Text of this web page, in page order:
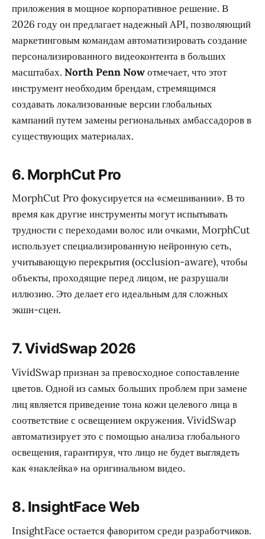
приложения в мощное корпоративное решение. В
2026 году он предлагает надежный API, позволяющий
маркетинговым командам автоматизировать создание
персонализированного видеоконтента в больших
масштабах. North Penn Nowотмечает, что этот
инструмент необходим брендам, стремящимся
создавать локализованные версии глобальных
кампаний путем замены региональных амбассадоров в
существующих материалах.
6. MorphCut Pro
MorphCut Pro фокусируется на «смешивании». В то
время как другие инструменты могут испытывать
трудности с переходами волос или очками, MorphCut
использует специализированную нейронную сеть,
учитывающую перекрытия (occlusion-aware), чтобы
объекты, проходящие перед лицом, не разрушали
иллюзию. Это делает его идеальным для сложных
экшн-сцен.
7. VividSwap 2026
VividSwap признан за превосходное сопоставление
цветов. Одной из самых больших проблем при замене
лиц является приведение тона кожи целевого лица в
соответствие с освещением окружения. VividSwap
автоматизирует это с помощью анализа глобального
освещения, гарантируя, что лицо не будет выглядеть
как «наклейка» на оригинальном видео.
8. InsightFace Web
InsightFace остается фаворитом среди разработчиков.